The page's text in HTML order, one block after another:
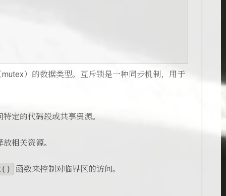
）的数据类型。互斥锁是一种同步机制，用于
定的代码段或共享资源。
相关资源。
函数来控制对临界区的访问。